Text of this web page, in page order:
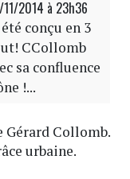
2014 à 23h36
conçu en 3
CCollomb
sa confluence
!...
Gérard Collomb.
urbaine.